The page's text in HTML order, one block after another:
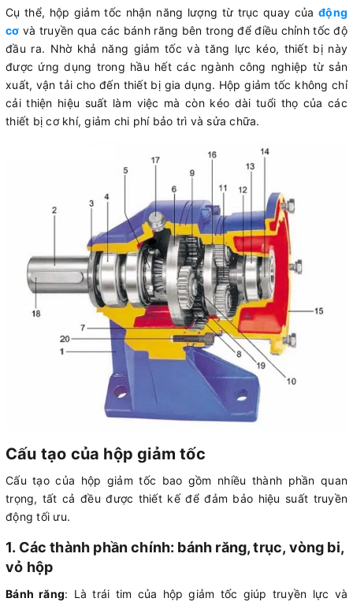
Cụ thể, hộp giảm tốc nhận năng lượng từ trục quay của động
cơ và truyền qua các bánh răng bên trong để điều chỉnh tốc độ
đầu ra. Nhờ khả năng giảm tốc và tăng lực kéo, thiết bị này
được ứng dụng trong hầu hết các ngành công nghiệp từ sản
xuất, vận tải cho đến thiết bị gia dụng. Hộp giảm tốc không chỉ
cải thiện hiệu suất làm việc mà còn kéo dài tuổi thọ của các
thiết bị cơ khí, giảm chi phí bảo trì và sửa chữa.
Cấu tạo của hộp giảm tốc
Cấu tạo của hộp giảm tốc bao gồm nhiều thành phần quan
trọng, tất cả đều được thiết kế để đảm bảo hiệu suất truyền
động tối ưu.
1. Các thành phần chính: bánh răng, trục, vòng bi,
vỏ hộp
Bánh răng: Là trái tim của hộp giảm tốc giúp truyền lực và